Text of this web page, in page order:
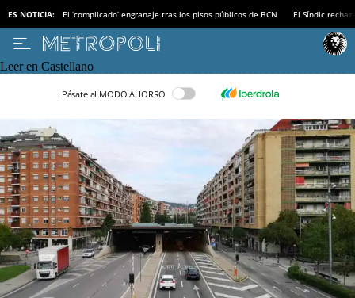
ES NOTICIA: El ‘complicado’ engranaje tras los pisos públicos de BCN El Síndic
Leer en Castellano
Pásate al MODO AHORRO